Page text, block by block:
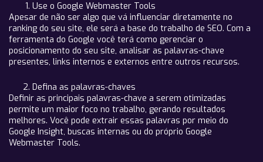
Use o Google Webmaster Tools
Apesar de não ser algo que vá influenciar diretamente no
ranking do seu site, ele será a base do trabalho de SEO. Com a
ferramenta do Google você terá como gerenciar o
posicionamento do seu site, analisar as palavras-chave
presentes, links internos e externos entre outros recursos.
Defina as palavras-chaves
Definir as principais palavras-chave a serem otimizadas
permite um maior foco no trabalho, gerando resultados
melhores. Você pode extrair essas palavras por meio do
Google Insight, buscas internas ou do próprio Google
Webmaster Tools.